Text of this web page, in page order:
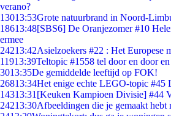
verano?
13013:53Grote natuurbrand in Noord-
18613:48[SBS6] De Oranjezomer #10
ermee
24213:42Asielzoekers #22 : Het Europese
11913:39Teltopic #1558 tel door en door
3013:35De gemiddelde leeftijd op FOK!
26813:34Het enige echte LEGO-topic
14313:31 [Keuken Kampioen Divisie] #44
24213:30Afbeeldingen die je gemaakt hebt